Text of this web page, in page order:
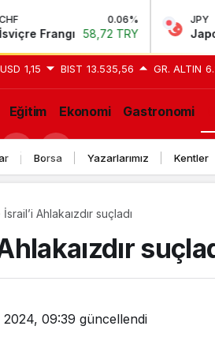
58,72 TRY
JPY
Japon Yeni
1,15 BIST 13.535,56 GR. ALTIN
Eğitim Ekonomi Gastronomi
Borsa Yazarlarımız Kentler
Ahlakaızdır suçladı
2024, 09:39 güncellendi